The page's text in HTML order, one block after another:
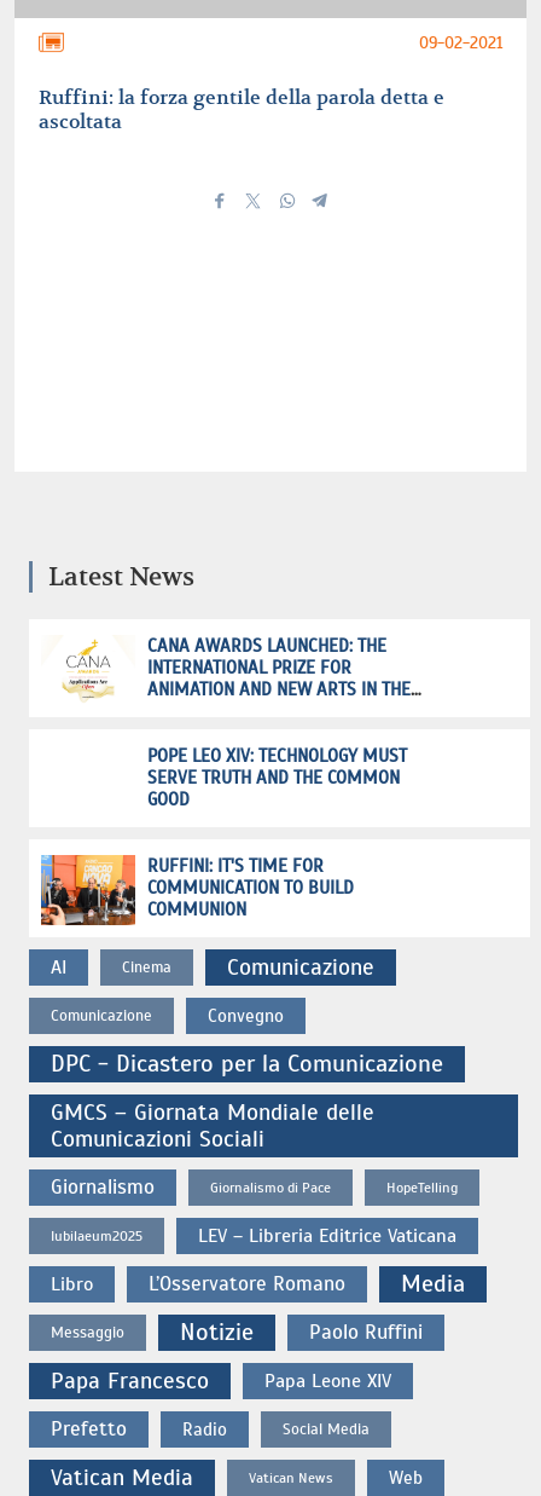
09-02-2021
Ruffini: la forza gentile della parola detta e
ascoltata
Latest News
CANA AWARDS LAUNCHED: THE
INTERNATIONAL PRIZE FOR
ANIMATION AND NEW ARTS IN THE
POPE LEO XIV: TECHNOLOGY MUST
SERVE TRUTH AND THE COMMON
GOOD
RUFFINI: IT'S TIME FOR
COMMUNICATION TO BUILD
COMMUNION
AI Cinema Comunicazione
Comunicazione Convegno
DPC - Dicastero per la Comunicazione
GMCS – Giornata Mondiale delle
Comunicazioni Sociali
Giornalismo Giornalismo di Pace HopeTelling
Iubilaeum2025 LEV – Libreria Editrice Vaticana
Libro L’Osservatore Romano Media
Messaggio Notizie Paolo Ruffini
Papa Francesco Papa Leone XIV
Prefetto Radio Social Media
Vatican Media Vatican News Web